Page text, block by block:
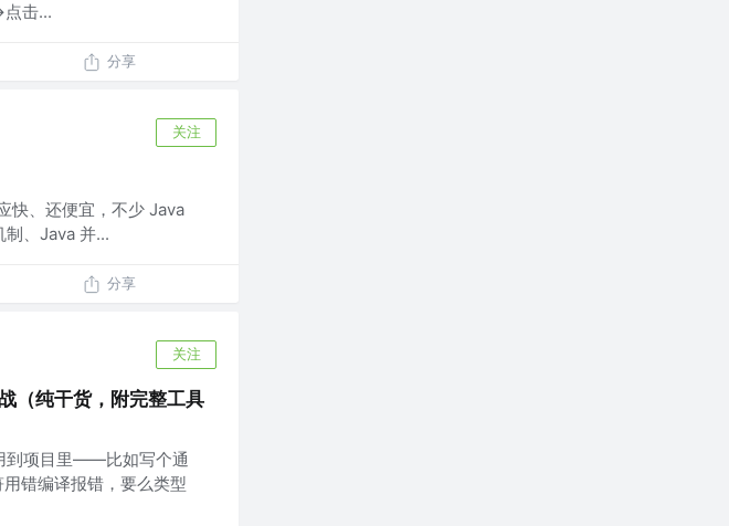
点击...
分享
关注
快、还便宜，不少 Java
、Java 并...
分享
关注
（纯干货，附完整工具
到项目里——比如写个通
错编译报错，要么类型